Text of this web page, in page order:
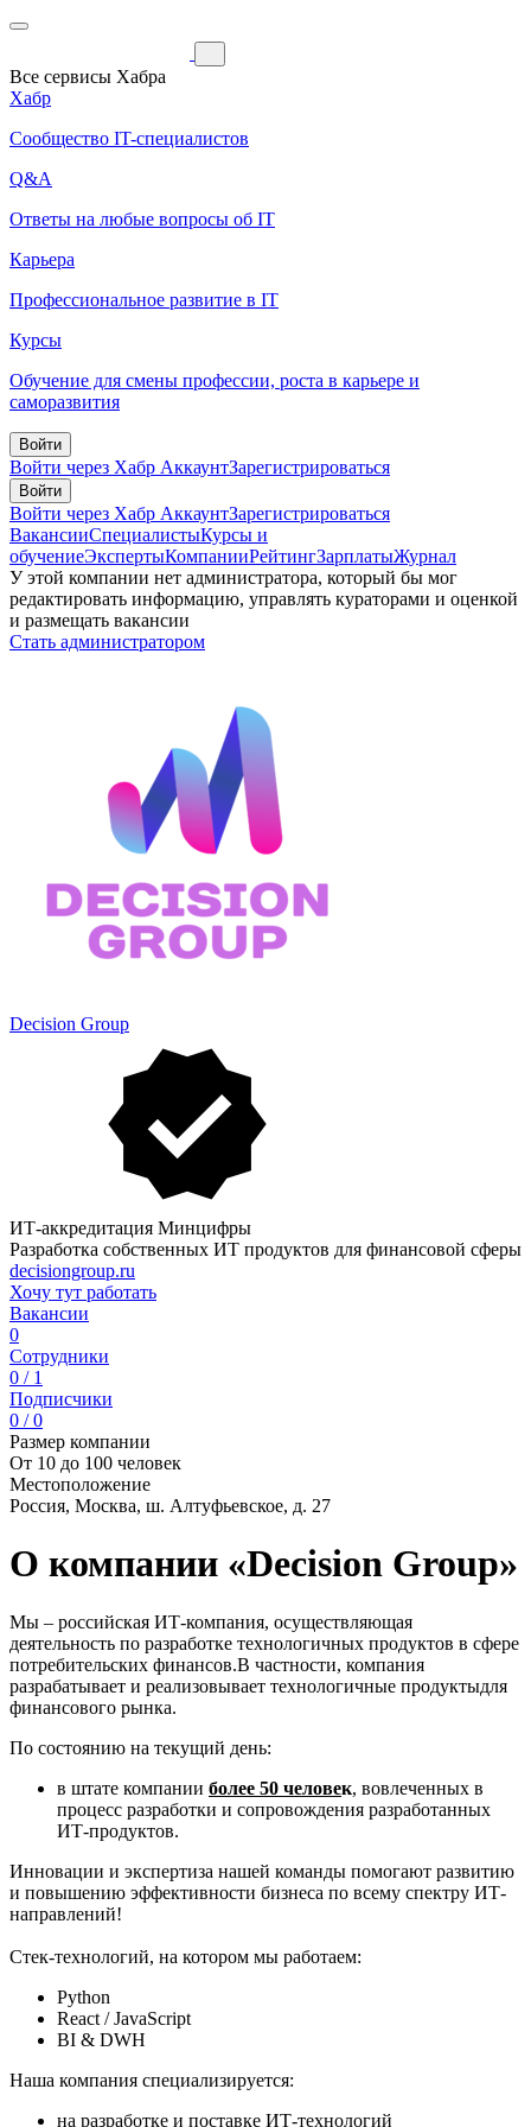
Все сервисы Хабра
Хабр
Сообщество IT-специалистов
Q&A
Ответы на любые вопросы об IT
Карьера
Профессиональное развитие в IT
Курсы
Обучение для смены профессии, роста в карьере и
саморазвития
Войти
Войти через Хабр АккаунтЗарегистрироваться
Войти
Войти через Хабр АккаунтЗарегистрироваться
ВакансииСпециалистыКурсы и
обучениеЭкспертыКомпанииРейтингЗарплатыЖурнал
У этой компании нет администратора, который бы мог
редактировать информацию, управлять кураторами и оценкой
и размещать вакансии
Стать администратором
Decision Group
ИТ-аккредитация Минцифры
Разработка собственных ИТ продуктов для финансовой сферы
decisiongroup.ru
Хочу тут работать
Вакансии
0
Сотрудники
0 / 1
Подписчики
0 / 0
Размер компании
От 10 до 100 человек
Местоположение
Россия, Москва, ш. Алтуфьевское, д. 27
О компании «Decision Group»
Мы – российская ИТ-компания, осуществляющая
деятельность по разработке технологичных продуктов в сфере
потребительских финансов.В частности, компания
разрабатывает и реализовывает технологичные продуктыдля
финансового рынка.
По состоянию на текущий день:
в штате компании более 50 человек, вовлеченных в
процесс разработки и сопровождения разработанных
ИТ-продуктов.
Инновации и экспертиза нашей команды помогают развитию
и повышению эффективности бизнеса по всему спектру ИТ-
направлений!
Стек-технологий, на котором мы работаем:
Python
React / JavaScript
BI & DWH
Наша компания специализируется:
на разработке и поставке ИТ-технологий